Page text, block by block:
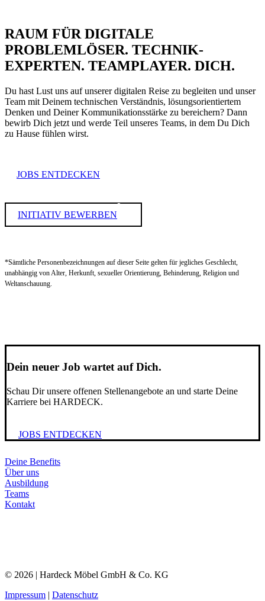
RAUM FÜR DIGITALE
PROBLEMLÖSER. TECHNIK-
EXPERTEN. TEAMPLAYER. DICH.
Du hast Lust uns auf unserer digitalen Reise zu begleiten und unser
Team mit Deinem technischen Verständnis, lösungsorientiertem
Denken und Deiner Kommunikationsstärke zu bereichern? Dann
bewirb Dich jetzt und werde Teil unseres Teams, in dem Du Dich
zu Hause fühlen wirst.
JOBS ENTDECKEN
INITIATIV BEWERBEN
*Sämtliche Personenbezeichnungen auf dieser Seite gelten für jegliches Geschlecht,
unabhängig von Alter, Herkunft, sexueller Orientierung, Behinderung, Religion und
Weltanschauung.
Dein neuer Job wartet auf Dich.
Schau Dir unsere offenen Stellenangebote an und starte Deine
Karriere bei HARDECK.
JOBS ENTDECKEN
Deine Benefits
Über uns
Ausbildung
Teams
Kontakt
© 2026 | Hardeck Möbel GmbH & Co. KG
Impressum | Datenschutz